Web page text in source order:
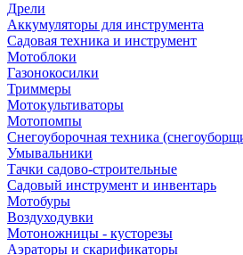
Дрели
Аккумуляторы для инструмента
Садовая техника и инструмент
Мотоблоки
Газонокосилки
Триммеры
Мотокультиваторы
Мотопомпы
Снегоуборочная техника
Умывальники
Тачки садово-строительные
Садовый инструмент и инвентарь
Мотобуры
Воздуходувки
Мотоножницы - кусторезы
Аэраторы и скарификаторы